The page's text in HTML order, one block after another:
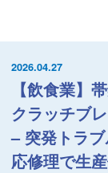
2026.04.27
【飲食業】
クラッチブ
– 突発トラ
応修理で生